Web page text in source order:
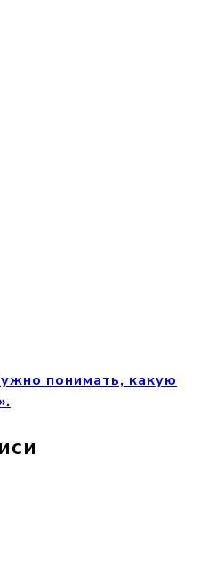
понимать, какую